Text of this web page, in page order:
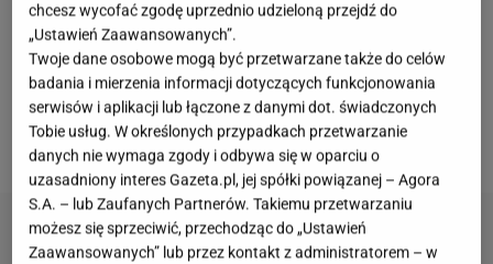
znanej marki. Te szykowne sandałki to prawdziwy
letni rarytas. Wygodne, a jednocześnie bardzo
eleganckie buty świetnie sprawdzą się zarówno na
co dzień ze spodniami, jak i ze zwiewnymi letnimi
sukienkami.
chcesz wycofać zgodę uprzednio udzieloną przejdź do
„Ustawień Zaawansowanych”.
Twoje dane osobowe mogą być przetwarzane także do celów
badania i mierzenia informacji dotyczących funkcjonowania
serwisów i aplikacji lub łączone z danymi dot. świadczonych
Tobie usług. W określonych przypadkach przetwarzanie
danych nie wymaga zgody i odbywa się w oparciu o
uzasadniony interes Gazeta.pl, jej spółki powiązanej – Agora
S.A. – lub Zaufanych Partnerów. Takiemu przetwarzaniu
możesz się sprzeciwić, przechodząc do „Ustawień
Zaawansowanych” lub przez kontakt z administratorem – w